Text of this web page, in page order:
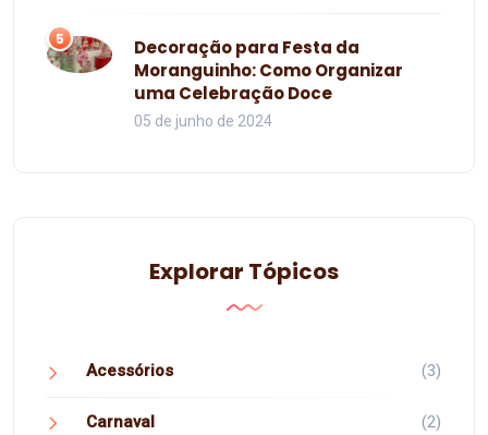
5
Decoração para Festa da
Moranguinho: Como Organizar
uma Celebração Doce
05 de junho de 2024
Explorar Tópicos
Acessórios (3)
Carnaval (2)